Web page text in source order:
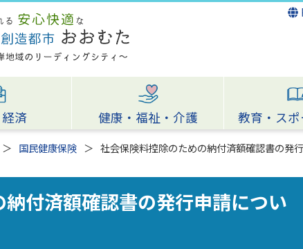
済 健康・福祉・介護 教育・ス
国民健康保険 社会保険料控除のための納付済額確認書の発
付済額確認書の発行申請につい